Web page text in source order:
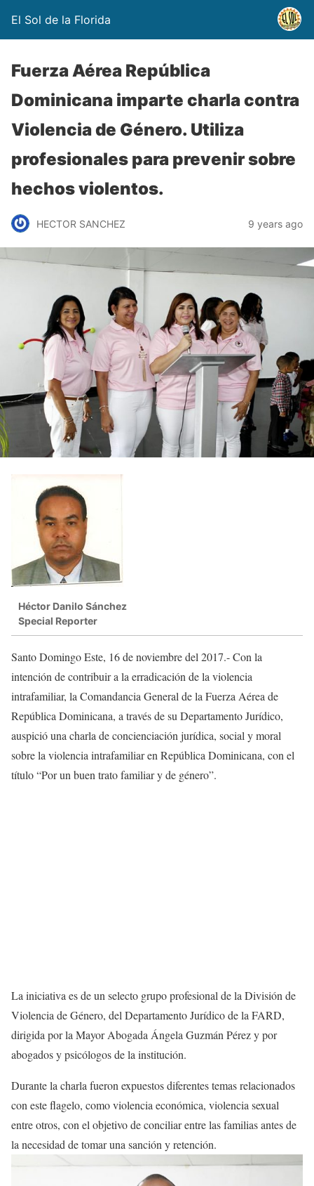
El Sol de la Florida
Fuerza Aérea República
Dominicana imparte charla contra
Violencia de Género. Utiliza
profesionales para prevenir sobre
hechos violentos.
HECTOR SANCHEZ 9 years ago
Héctor Danilo Sánchez
Special Reporter
Santo Domingo Este, 16 de noviembre del 2017.- Con la
intención de contribuir a la erradicación de la violencia
intrafamiliar, la Comandancia General de la Fuerza Aérea de
República Dominicana, a través de su Departamento Jurídico,
auspició una charla de concienciación jurídica, social y moral
sobre la violencia intrafamiliar en República Dominicana, con el
título “Por un buen trato familiar y de género”.
La iniciativa es de un selecto grupo profesional de la División de
Violencia de Género, del Departamento Jurídico de la FARD,
dirigida por la Mayor Abogada Ángela Guzmán Pérez y por
abogados y psicólogos de la institución.
Durante la charla fueron expuestos diferentes temas relacionados
con este flagelo, como violencia económica, violencia sexual
entre otros, con el objetivo de conciliar entre las familias antes de
la necesidad de tomar una sanción y retención.